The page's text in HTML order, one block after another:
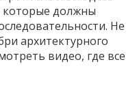
которые должны
Не
архитектурного
видео, где все